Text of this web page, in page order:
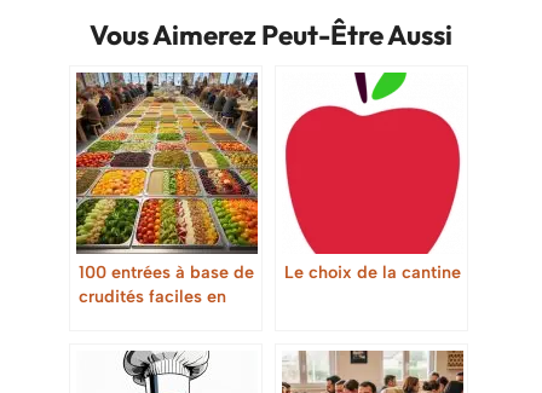
Vous Aimerez Peut-Être Aussi
100 entrées à base de
crudités faciles en
Le choix de la cantine